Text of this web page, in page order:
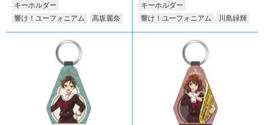
キーホルダー
響け！ユーフォニアム
高坂麗奈
キーホルダー
響け！ユーフォニアム
川島緑輝